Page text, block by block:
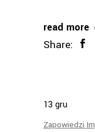
read more
Share:
13 gru
Zapowiedzi